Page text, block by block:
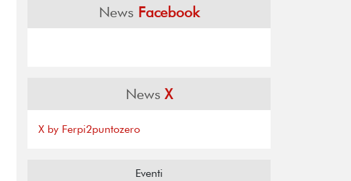
News Facebook
NewsX
X by Ferpi2puntozero
Eventi